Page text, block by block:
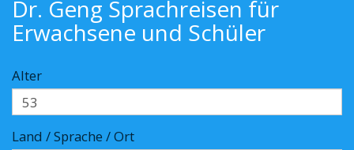
Dr. Geng Sprachreisen für
Erwachsene und Schüler
Alter
Land / Sprache / Ort